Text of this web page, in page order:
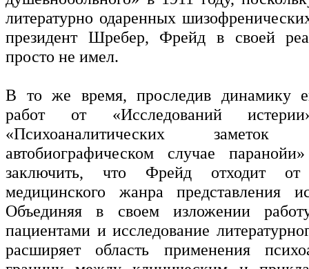
литературно одаренных
президент Шребер, Фрейд в своей
просто не имел.
В то же время, проследив динамику
работ от «Исследований
«Психоаналитических
автобиографическом случае
заключить, что Фрейд отходит от
медицинского жанра представления
Объединяя в своем изложении
пациентами и исследование
расширяет область применения